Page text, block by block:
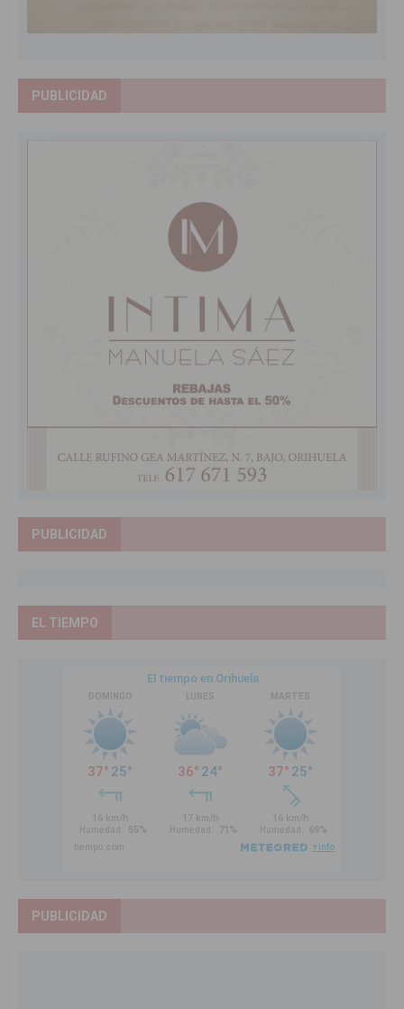
PUBLICIDAD
PUBLICIDAD
EL TIEMPO
PUBLICIDAD